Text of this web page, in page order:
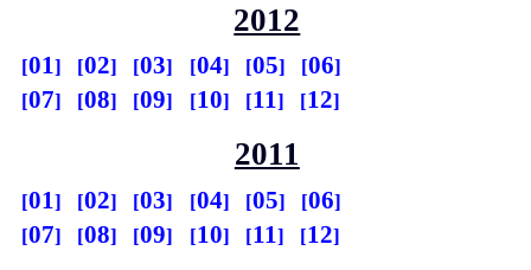
2012
01 02 03 04 05
06
07
08 09 10 11 12
2011
01 02 03 04 05
06
07
08 09 10 11 12